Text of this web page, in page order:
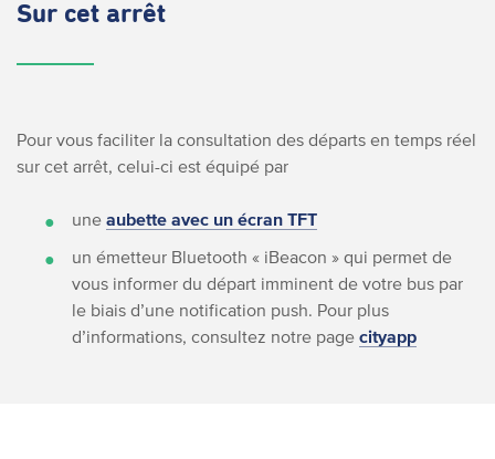
Sur cet arrêt
Pour vous faciliter la consultation des départs en temps réel
sur cet arrêt, celui-ci est équipé par
une aubette avec un écran TFT
un émetteur Bluetooth « iBeacon » qui permet de
vous informer du départ imminent de votre bus par
le biais d’une notification push. Pour plus
d’informations, consultez notre page cityapp